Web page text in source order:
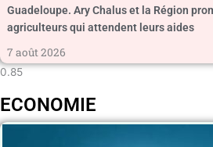
Guadeloupe. Ary Chalus et la Région
agriculteurs qui attendent leurs aides
7 août 2026
ECONOMIE